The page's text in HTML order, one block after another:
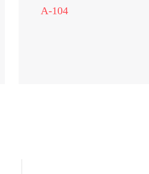
A-104